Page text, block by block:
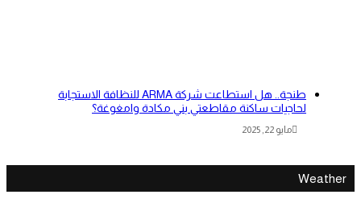
طنجة.. هل استطاعت شركة ARMA للنظافة الاستجابة
لحاجيات ساكنة مقاطعتي بني مكادة وامغوغة؟
مايو 22, 2025
Weather